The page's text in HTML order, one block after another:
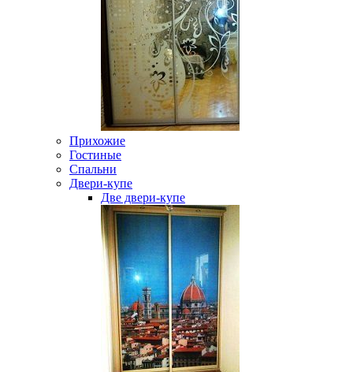
Прихожие
Гостиные
Спальни
Двери-купе
Две двери-купе